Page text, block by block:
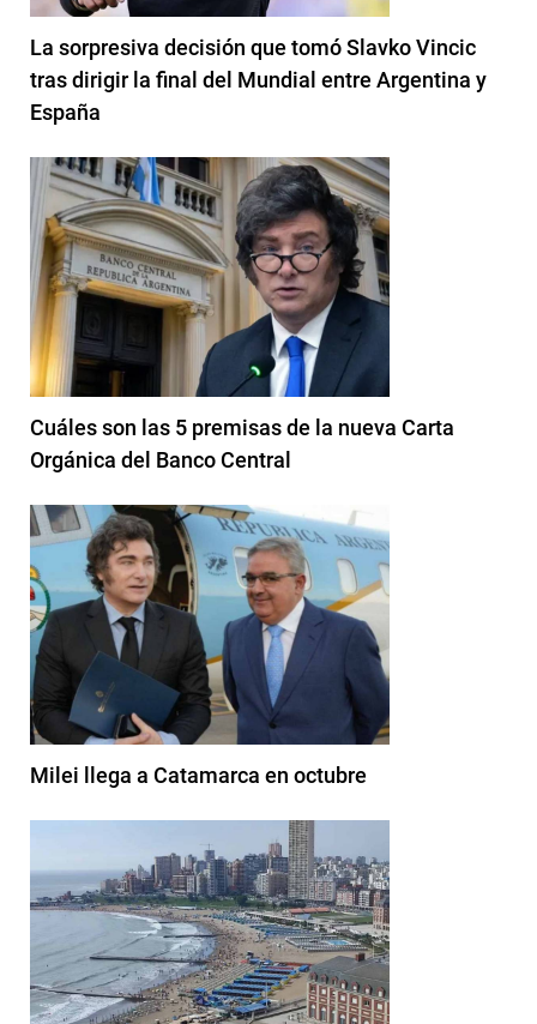
La sorpresiva decisión que tomó Slavko Vincic
tras dirigir la final del Mundial entre Argentina y
España
Cuáles son las 5 premisas de la nueva Carta
Orgánica del Banco Central
Milei llega a Catamarca en octubre